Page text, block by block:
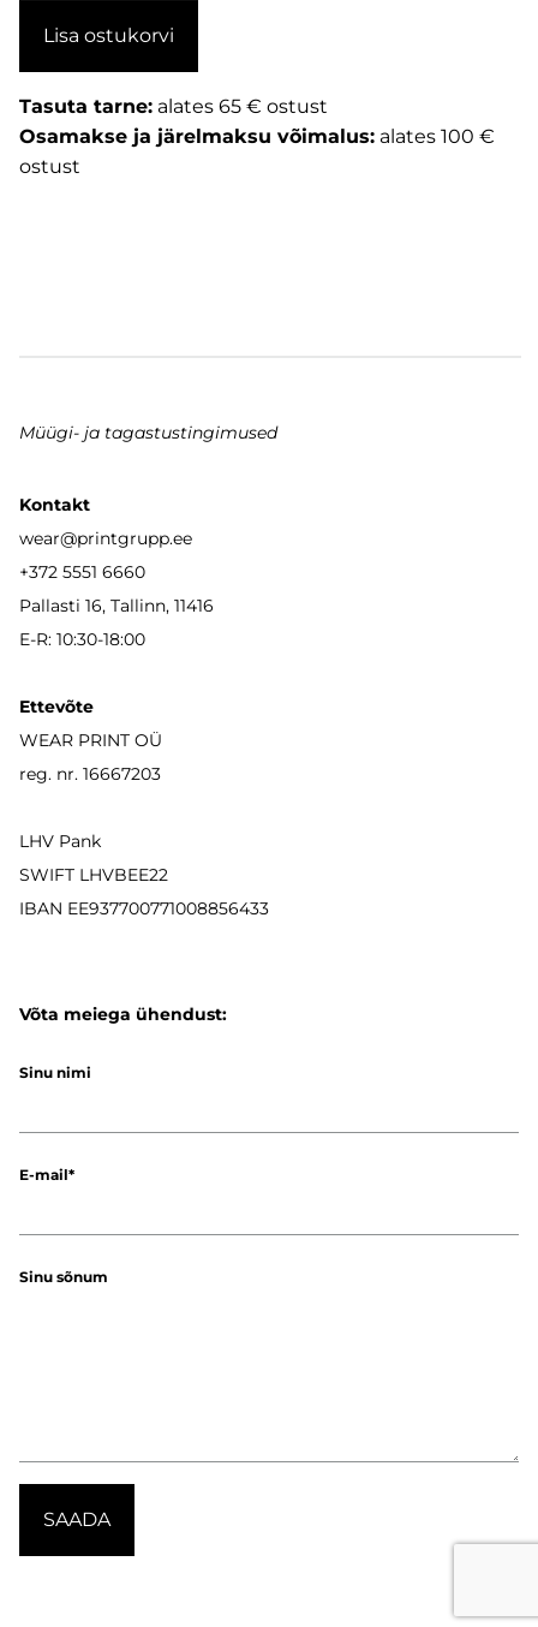
Lisa ostukorvi
Tasuta tarne: alates 65 € ostust
Osamakse ja järelmaksu võimalus: alates 100 €
ostust
Müügi- ja tagastustingimused
Kontakt
wear@printgrupp.ee
+372 5551 6660
Pallasti 16, Tallinn, 11416
E-R: 10:30-18:00
Ettevõte
WEAR PRINT OÜ
reg. nr. 16667203
LHV Pank
SWIFT LHVBEE22
IBAN EE937700771008856433
Võta meiega ühendust:
Sinu nimi
E-mail
Sinu sõnum